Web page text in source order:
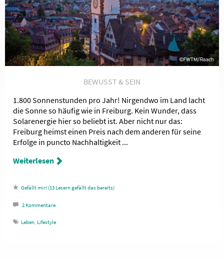
BEWUSST & SEIN
1.800 Sonnenstunden pro Jahr! Nirgendwo im Land lacht
die Sonne so häufig wie in Freiburg. Kein Wunder, dass
Solarenergie hier so beliebt ist. Aber nicht nur das:
Freiburg heimst einen Preis nach dem anderen für seine
Erfolge in puncto Nachhaltigkeit ...
Weiterlesen
13 Lesern gefällt das
2 Kommentare
Leben, Lifestyle